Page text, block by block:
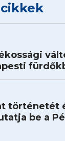
történetét
be a